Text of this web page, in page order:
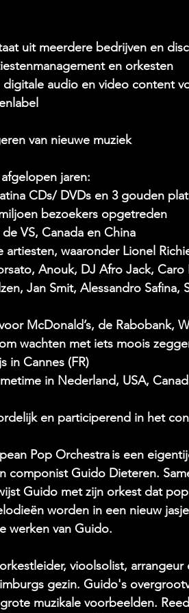
uit meerdere bedrijven en
en orkesten
digitale audio en video content
van nieuwe muziek
jaren:
CDs/ DVDs en 3 gouden
bezoekers opgetreden
VS, Canada en China
waaronder Lionel
Anouk, DJ Afro Jack,
Jan Smit, Alessandro Safina,
McDonald’s, de Rabobank,
wachten met iets moois
in Cannes (FR)
in Nederland, USA,
en participerend in het
Pop Orchestra is een
componist Guido Dieteren.
Guido met zijn orkest dat
worden in een nieuw
werken van Guido.
vioolsolist,
gezin. Guido's
muzikale voorbeelden.